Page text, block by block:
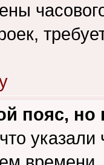
пояс,
указали